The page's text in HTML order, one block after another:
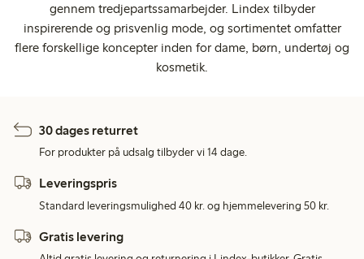
gennem tredjepartssamarbejder. Lindex tilbyder
inspirerende og prisvenlig mode, og sortimentet omfatter
flere forskellige koncepter inden for dame, børn, undertøj og
kosmetik.
30 dages returret
For produkter på udsalg tilbyder vi 14 dage.
Leveringspris
Standard leveringsmulighed 40 kr. og hjemmelevering 50 kr.
Gratis levering